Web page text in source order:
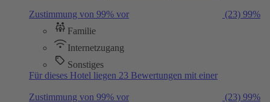
Zustimmung von 99% vor (23) 99%
Familie
Internetzugang
Sonstiges
Für dieses Hotel liegen 23 Bewertungen mit einer
Zustimmung von 99% vor (23) 99%